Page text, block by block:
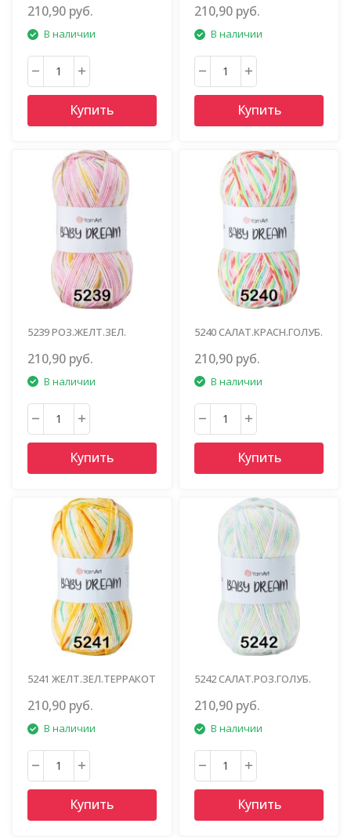
210,90 руб.
В наличии
Купить
210,90 руб.
В наличии
Купить
5239 РОЗ.ЖЕЛТ.ЗЕЛ.
210,90 руб.
В наличии
Купить
5240 САЛАТ.КРАСН.ГОЛУБ.
210,90 руб.
В наличии
Купить
5241 ЖЕЛТ.ЗЕЛ.ТЕРРАКОТ
210,90 руб.
В наличии
Купить
5242 САЛАТ.РОЗ.ГОЛУБ.
210,90 руб.
В наличии
Купить